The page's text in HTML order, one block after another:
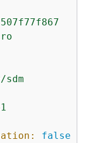
sdm
false